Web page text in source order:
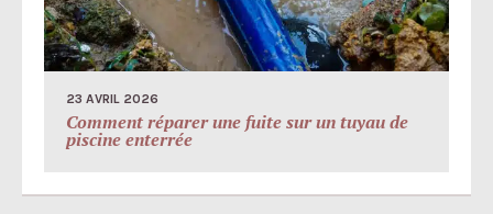
23 AVRIL 2026
Comment réparer une fuite sur un tuyau de
piscine enterrée